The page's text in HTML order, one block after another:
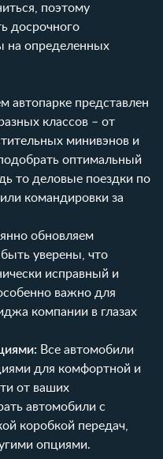
поэтому
досрочного
на определенных
автопарке представлен
классов – от
минивэнов и
оптимальный
то деловые поездки по
командировки за
обновляем
уверены, что
исправный и
важно для
компании в глазах
Все автомобили
для комфортной и
от ваших
автомобили с
коробкой передач,
опциями.